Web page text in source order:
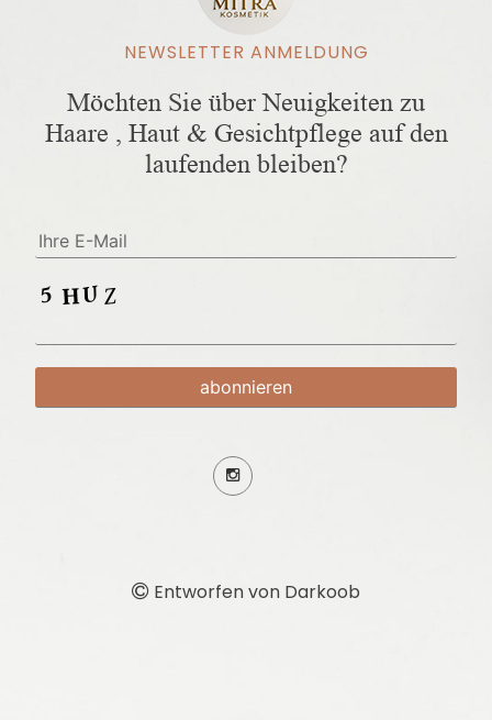
NEWSLETTER ANMELDUNG
Möchten Sie über Neuigkeiten zu
Haare , Haut & Gesichtpflege auf den
laufenden bleiben?
Entworfen von Darkoob